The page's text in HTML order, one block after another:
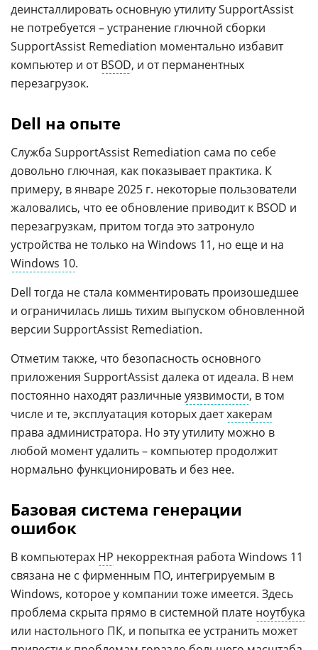
деинсталлировать основную утилиту SupportAssist
не потребуется – устранение глючной сборки
SupportAssist Remediation моментально избавит
компьютер и отBSOD, и от перманентных
перезагрузок.
Dell на опыте
Служба SupportAssist Remediation сама по себе
довольно глючная, как показывает практика. К
примеру, в январе 2025 г. некоторые пользователи
жаловались, что ее обновление приводит к BSOD и
перезагрузкам, притом тогда это затронуло
устройства не только на Windows 11, но еще и на
Windows 10.
Dell тогда не стала комментировать произошедшее
и ограничилась лишь тихим выпуском обновленной
версии SupportAssist Remediation.
Отметим также, что безопасность основного
приложения SupportAssist далека от идеала. В нем
постоянно находят различныеуязвимости, в том
числе и те, эксплуатация которых даетхакерам
права администратора. Но эту утилиту можно в
любой момент удалить – компьютер продолжит
нормально функционировать и без нее.
Базовая система генерации
ошибок
В компьютерах HP некорректная работа Windows 11
связана не с фирменным ПО, интегрируемым в
Windows, которое у компании тоже имеется. Здесь
проблема скрыта прямо в системной плате ноутбука
или настольного ПК, и попытка ее устранить может